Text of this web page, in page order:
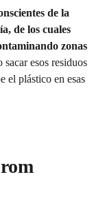
de la
de los cuales
zonas
esos residuos
el plástico en esas